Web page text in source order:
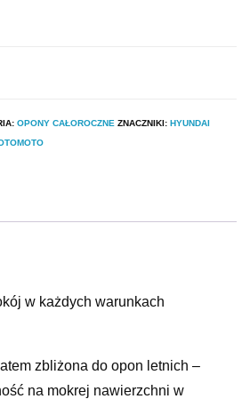
OPONY CAŁOROCZNE ZNACZNIKI: HYUNDAI
w każdych warunkach
zbliżona do opon letnich –
na mokrej nawierzchni w